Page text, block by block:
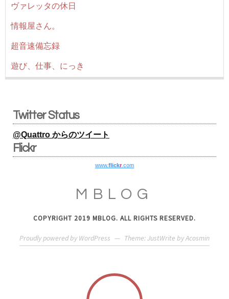
ヴァレッタの休日
情報屋さん。
超音速備忘録
遊び、仕事、にっき
Twitter Status
@Quattro からのツイート
Flickr
www.flickr.com
MBLOG
COPYRIGHT 2019 MBLOG. ALL RIGHTS RESERVED.
Proudly powered by WordPress — Theme: JustWrite byAcosmin